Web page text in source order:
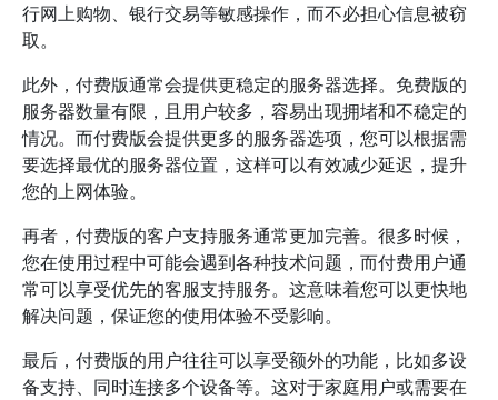
行网上购物、银行交易等敏感操作，而不必担心信息被窃
取。
此外，付费版通常会提供更稳定的服务器选择。免费版的
服务器数量有限，且用户较多，容易出现拥堵和不稳定的
情况。而付费版会提供更多的服务器选项，您可以根据需
要选择最优的服务器位置，这样可以有效减少延迟，提升
您的上网体验。
再者，付费版的客户支持服务通常更加完善。很多时候，
您在使用过程中可能会遇到各种技术问题，而付费用户通
常可以享受优先的客服支持服务。这意味着您可以更快地
解决问题，保证您的使用体验不受影响。
最后，付费版的用户往往可以享受额外的功能，比如多设
备支持、同时连接多个设备等。这对于家庭用户或需要在